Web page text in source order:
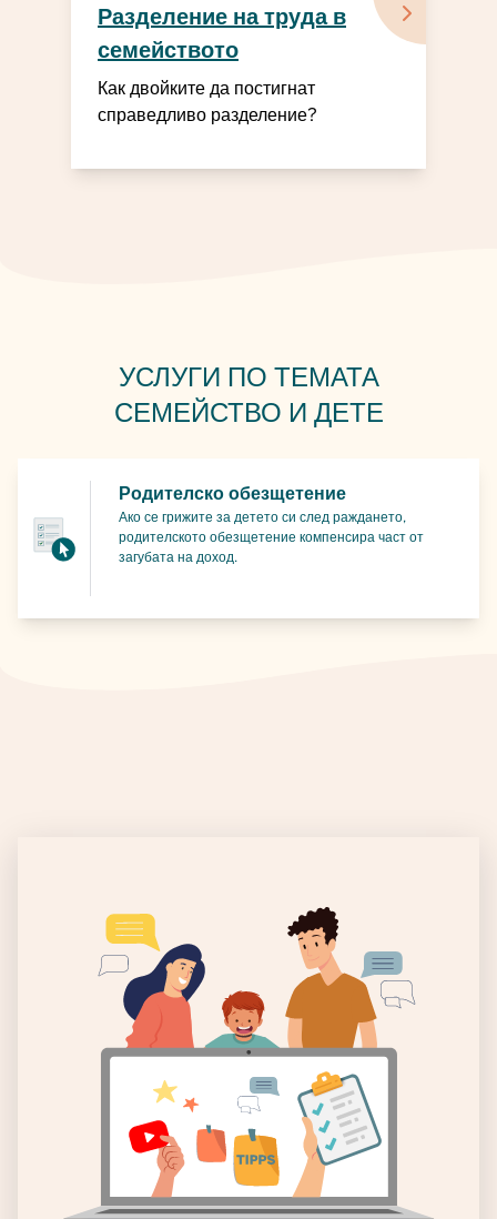
Разделение на труда в
семейството
Как двойките да постигнат
справедливо разделение?
УСЛУГИ ПО ТЕМАТА
СЕМЕЙСТВО И ДЕТЕ
Родителско обезщетение
Ако се грижите за детето си след раждането,
родителското обезщетение компенсира част от
загубата на доход.